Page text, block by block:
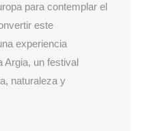
para contemplar el
este
experiencia
Argia, un festival
naturaleza y